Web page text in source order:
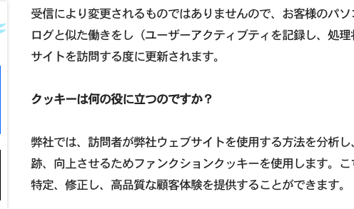
受信により変更されるものではありませんので、お客様のパ
ログと似た働きをし（ユーザーアクティブティを記録し、処
サイトを訪問する度に更新されます。
クッキーは何の役に立つのですか？
弊社では、訪問者が弊社ウェブサイトを使用する方法を分析
跡、向上させるためファンクションクッキーを使用します。
特定、修正し、高品質な顧客体験を提供することができます。